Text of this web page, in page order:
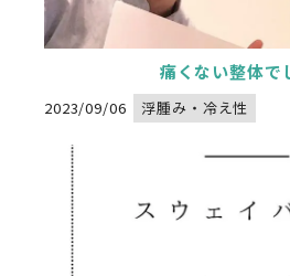
: Undefined
/home/xs834068/nadeshikoseitai-delight.com/public_html/wp-content/themes/nadeshikoseitai-delight/category.php
" alt="">
痛くない整体で
2023/09/06 浮腫み・冷え性